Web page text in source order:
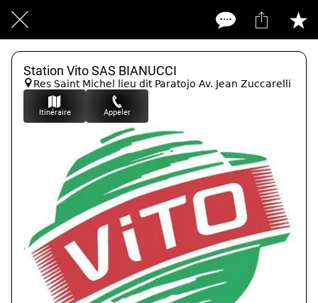
Station Vito SAS BIANUCCI
Res Saint Michel lieu dit Paratojo Av. Jean Zuccarelli
Itinéraire Appeler